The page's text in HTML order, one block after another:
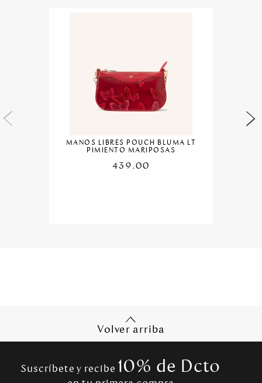
MANOS LIBRES POUCH BLUMA LT
PIMIENTO MARIPOSAS
439.00
Volver arriba
Suscríbete y recibe 10% de Dcto